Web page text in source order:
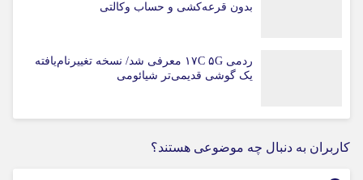
بدون قرعه‌کشی و حساب وکالتی
ردمی ۱۷C ۵G معرفی شد/ نسخه تغییرنام‌یافته
یک گوشی قدیمی‌تر شیائومی
کاربران به دنبال چه موضوعی هستند؟